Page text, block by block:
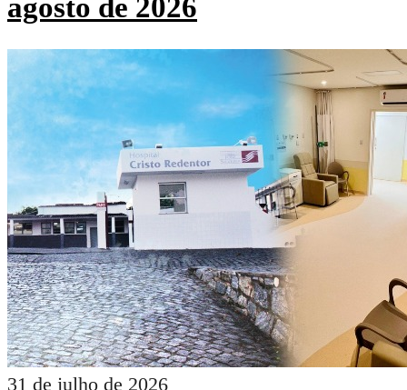
agosto de 2026
31 de julho de 2026